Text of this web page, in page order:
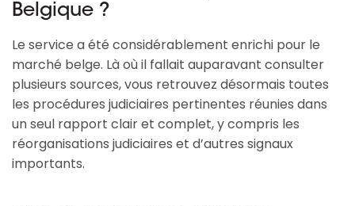
Belgique ?
Le service a été considérablement enrichi pour le
marché belge. Là où il fallait auparavant consulter
plusieurs sources, vous retrouvez désormais toutes
les procédures judiciaires pertinentes réunies dans
un seul rapport clair et complet, y compris les
réorganisations judiciaires et d’autres signaux
importants.